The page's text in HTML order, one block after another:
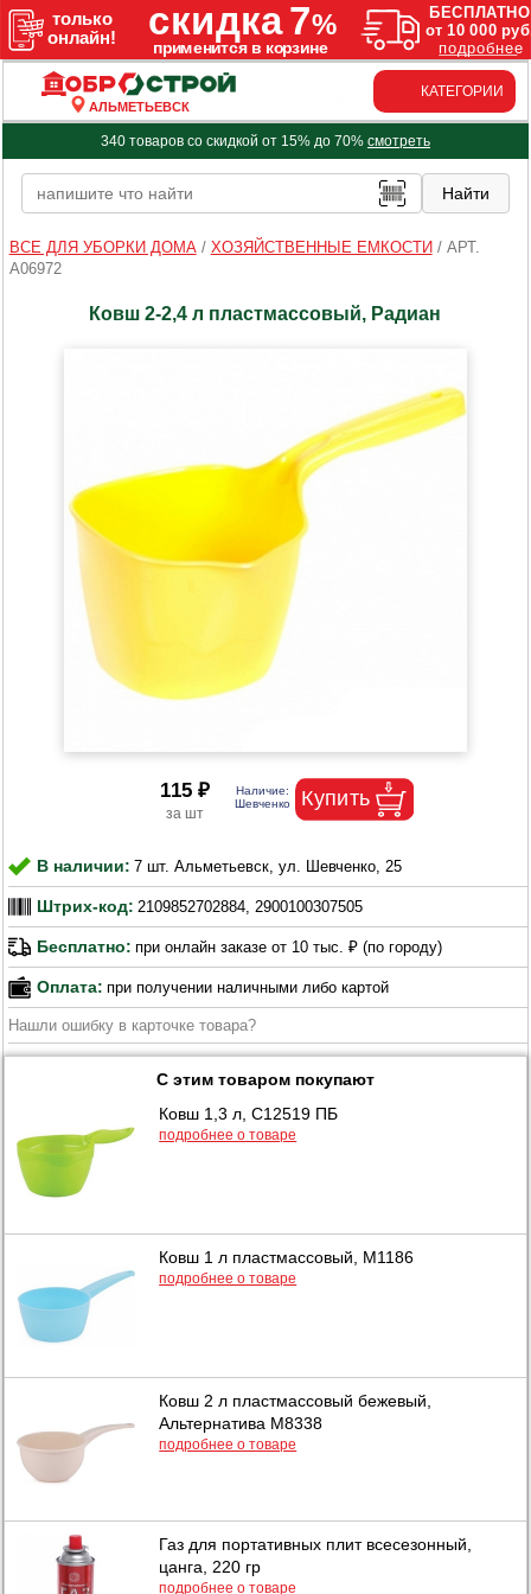
АЛЬМЕТЬЕВСК
КАТЕГОРИИ
340 товаров со скидкой от 15% до 70% смотреть
ВСЕ ДЛЯ УБОРКИ ДОМА/ ХОЗЯЙСТВЕННЫЕ ЕМКОСТИ / АРТ.
A06972
Ковш 2-2,4 л пластмассовый, Радиан
115 ₽
В наличии: 7 шт. Альметьевск, ул. Шевченко, 25
Штрих-код: 2109852702884, 2900100307505
Бесплатно: при онлайн заказе от 10 тыс. ₽ (по городу)
Оплата: при получении наличными либо картой
Нашли ошибку в карточке товара?
С этим товаром покупают
Ковш 1,3 л, С12519 ПБ
подробнее о товаре
Ковш 1 л пластмассовый, М1186
подробнее о товаре
Ковш 2 л пластмассовый бежевый,
Альтернатива М8338
подробнее о товаре
Газ для портативных плит всесезонный,
цанга, 220 гр
подробнее о товаре